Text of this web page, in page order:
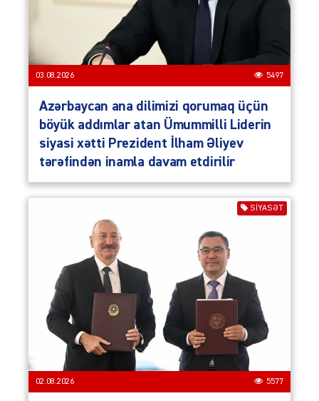
03.08.2026 5497
Azərbaycan ana dilimizi qorumaq üçün
böyük addımlar atan Ümummilli Liderin
siyasi xətti Prezident İlham Əliyev
tərəfindən inamla davam etdirilir
SIYASƏT
02.08.2026 5577